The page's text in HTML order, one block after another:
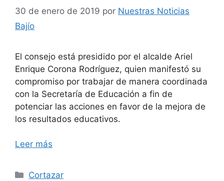
30 de enero de 2019 por Nuestras Noticias
Bajío
El consejo está presidido por el alcalde Ariel
Enrique Corona Rodríguez, quien manifestó su
compromiso por trabajar de manera coordinada
con la Secretaría de Educación a fin de
potenciar las acciones en favor de la mejora de
los resultados educativos.
Leer más
Categorías
Cortazar